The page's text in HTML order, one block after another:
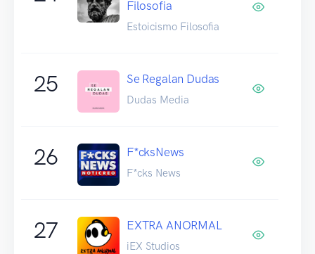
Filosofia
Estoicismo Filosofia
25 Se Regalan Dudas
Dudas Media
26 F*cksNews
F*cks News
27 EXTRA ANORMAL
iEX Studios